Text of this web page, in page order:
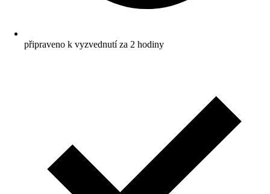
připraveno k vyzvednutí za 2 hodiny